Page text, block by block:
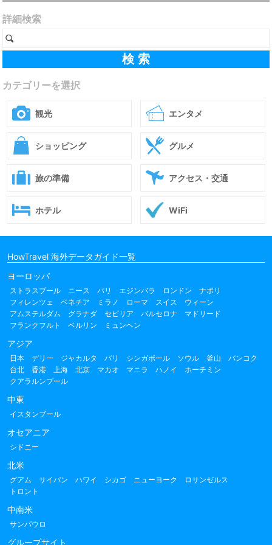
詳細検索
カテゴリーを選択
観光 エンタメ
ショッピング グルメ
旅の準備 アクセス・交通
ホテル WiFi
HowTravel 海外データガイド一覧
ヨーロッパ
ストラスブール ニース パリ エジンバラ ロンドン
ナポリ
フィレンツェ
ベネチア ミラノ ローマ スイス
ウィーン
アムステルダム
グラナダ セビリア バルセロナ
マドリード
フランクフルト
ベルリン ミュンヘン
アジア
日本 デリー ジャカルタ バリ シンガポール ソウル 釜山
バンコク
台北
香港 上海 北京 マカオ マニラ ハノイ
ホーチミン
クアラルンプール
中東
イスタンブール
オセアニア
シドニー
北米
グアム サイパン ハワイ シカゴ ニューヨーク
ロサンゼルス
トロント
中南米
サンパウロ
グループサイト